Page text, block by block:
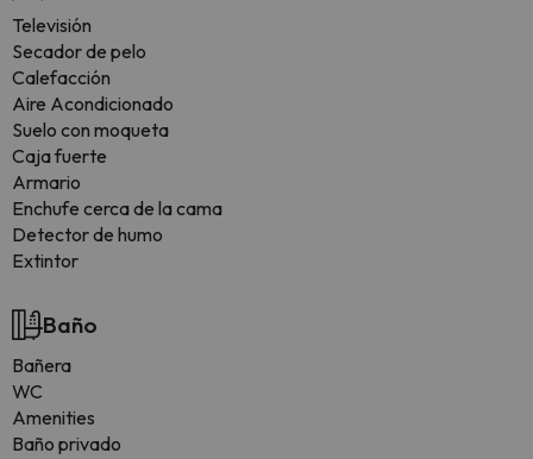
Televisión
Secador de pelo
Calefacción
Aire Acondicionado
Suelo con moqueta
Caja fuerte
Armario
Enchufe cerca de la cama
Detector de humo
Extintor
Baño
Bañera
WC
Amenities
Baño privado